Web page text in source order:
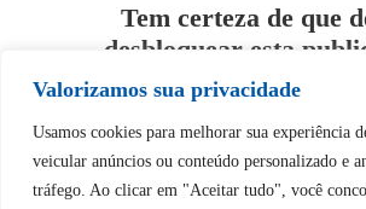
Valorizamos sua privacidade
Usamos cookies para melhorar sua experiência
veicular anúncios ou conteúdo personalizado e
tráfego. Ao clicar em "Aceitar tudo", você
Tem certeza de que
desbloquear esta
Sim Não